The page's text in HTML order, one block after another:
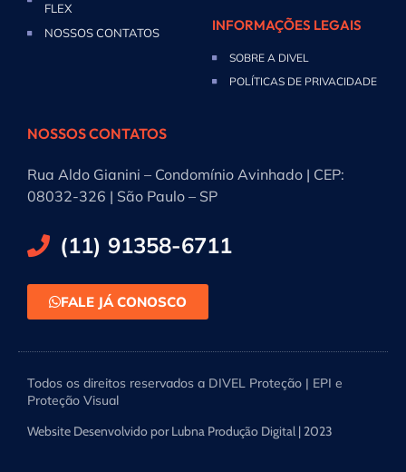
FLEX
NOSSOS CONTATOS
INFORMAÇÕES LEGAIS
SOBRE A DIVEL
POLÍTICAS DE PRIVACIDADE
NOSSOS CONTATOS
Rua Aldo Gianini – Condomínio Avinhado | CEP:
08032-326 | São Paulo – SP
(11) 91358-6711
FALE JÁ CONOSCO
Todos os direitos reservados a DIVEL Proteção | EPI e
Proteção Visual
Website Desenvolvido por Lubna Produção Digital | 2023